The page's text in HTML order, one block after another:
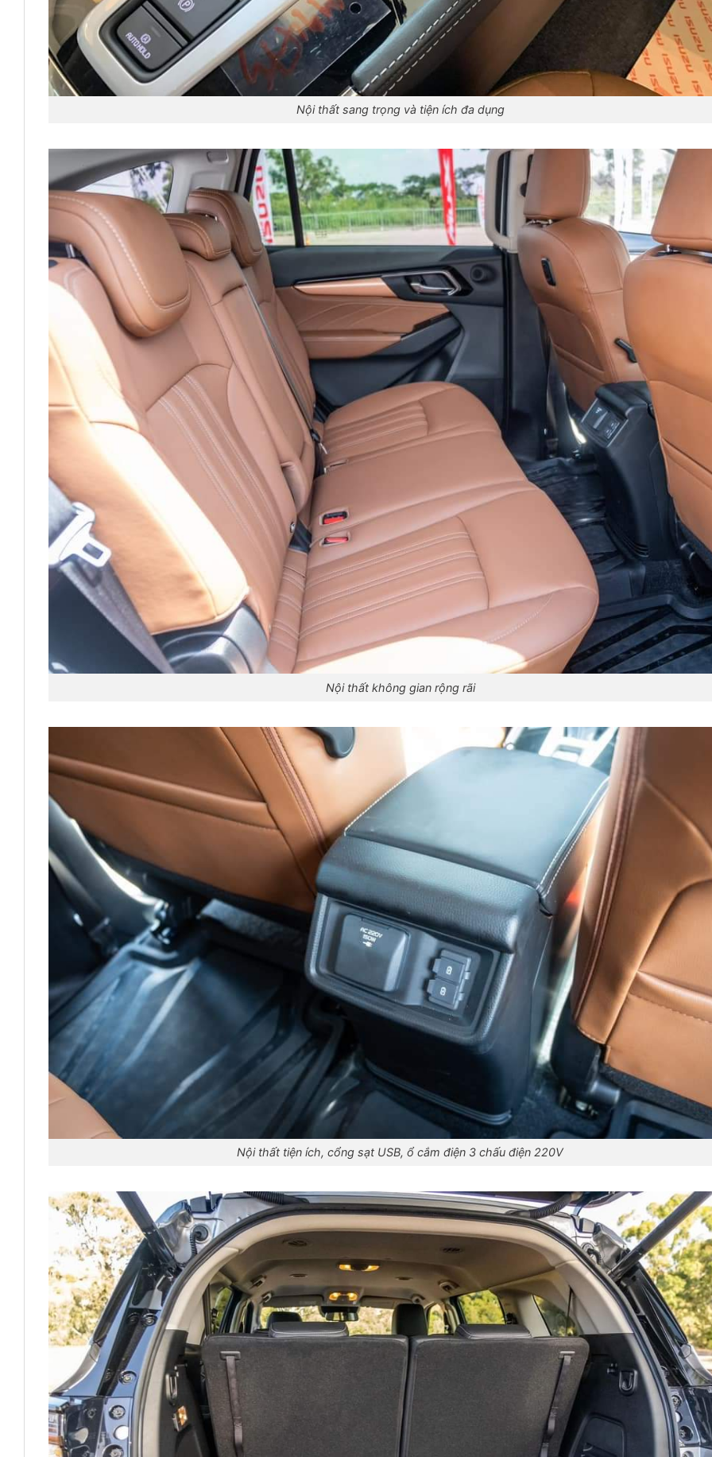
Nội thất sang trọng và tiện ích đa dụng
Nội thất không gian rộng rãi
Nội thất tiện ích, cổng sạt USB, ổ cắm điện 3 chấu điện 220V